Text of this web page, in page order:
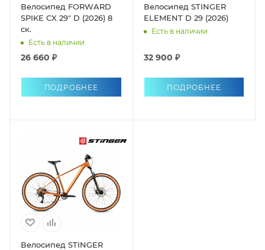
Велосипед FORWARD
SPIKE CX 29" D (2026) 8
ск.
Есть в наличии
26 660 ₽
ПОДРОБНЕЕ
Велосипед STINGER
ELEMENT D 29 (2026)
Есть в наличии
32 900 ₽
ПОДРОБНЕЕ
Велосипед STINGER